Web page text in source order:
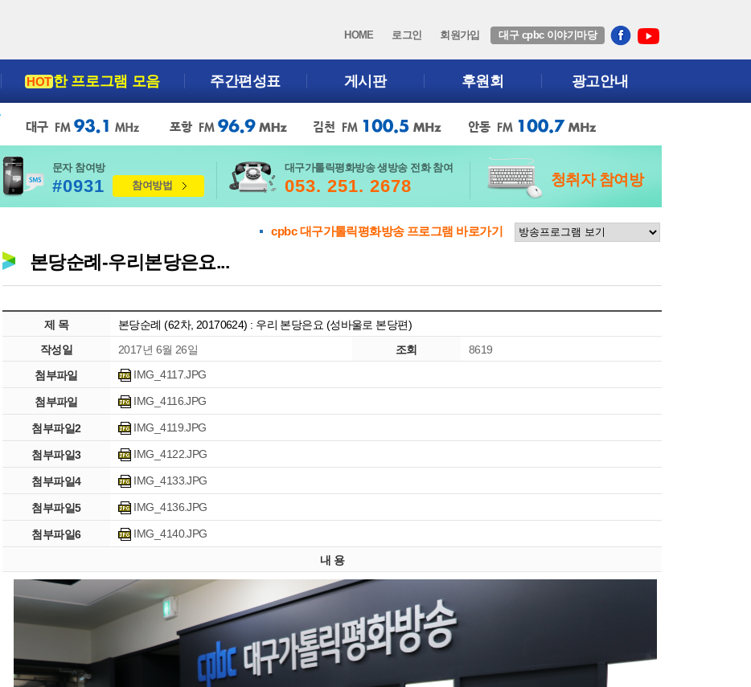
HOME 로그인 회원가입 대구 cpbc 이야기마당
HOT한 프로그램 모음 주간편성표 게시판 후원회 광고안내
문자 참여방
#0931 참여방법
대구가톨릭평화방송 생방송 전화 참여
053. 251. 2678 청취자 참여방
cpbc 대구가톨릭평화방송 프로그램 바로가기
본당순례-우리본당은요...
제 목
본당순례 (62차, 20170624) : 우리 본당은요 (성바울로 본당편)
작성일
2017년 6월 26일 조회
8619
첨부파일
IMG_4117.JPG
첨부파일 IMG_4116.JPG
첨부파일2 IMG_4119.JPG
첨부파일3 IMG_4122.JPG
첨부파일4 IMG_4133.JPG
첨부파일5 IMG_4136.JPG
첨부파일6 IMG_4140.JPG
내 용